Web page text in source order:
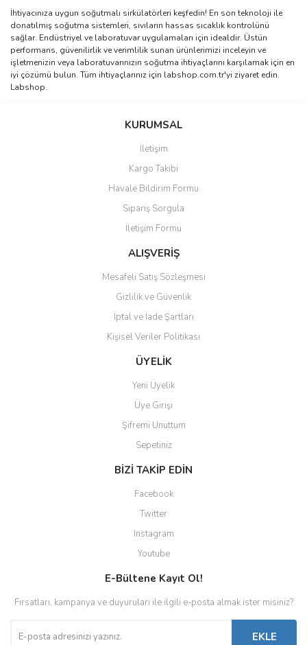
İhtiyacınıza uygun soğutmalı sirkülatörleri keşfedin! En son teknoloji ile
donatılmış soğutma sistemleri, sıvıların hassas sıcaklık kontrolünü
sağlar. Endüstriyel ve laboratuvar uygulamaları için idealdir. Üstün
performans, güvenilirlik ve verimlilik sunan ürünlerimizi inceleyin ve
işletmenizin veya laboratuvarınızın soğutma ihtiyaçlarını karşılamak için en
iyi çözümü bulun. Tüm ihtiyaçlarınız için labshop.com.tr'yi ziyaret edin.
Labshop.
KURUMSAL
İletişim
Kargo Takibi
Havale Bildirim Formu
Sipariş Sorgula
İletişim Formu
ALIŞVERİŞ
Mesafeli Satış Sözleşmesi
Gizlilik ve Güvenlik
İptal ve İade Şartları
Kişisel Veriler Politikası
ÜYELİK
Yeni Üyelik
Üye Girişi
Şifremi Unuttum
Sepetiniz
BİZİ TAKİP EDİN
Facebook
Twitter
Instagram
Youtube
E-Bültene Kayıt Ol!
Fırsatları, kampanya ve duyuruları ile ilgili e-posta almak ister misiniz?
EKLE